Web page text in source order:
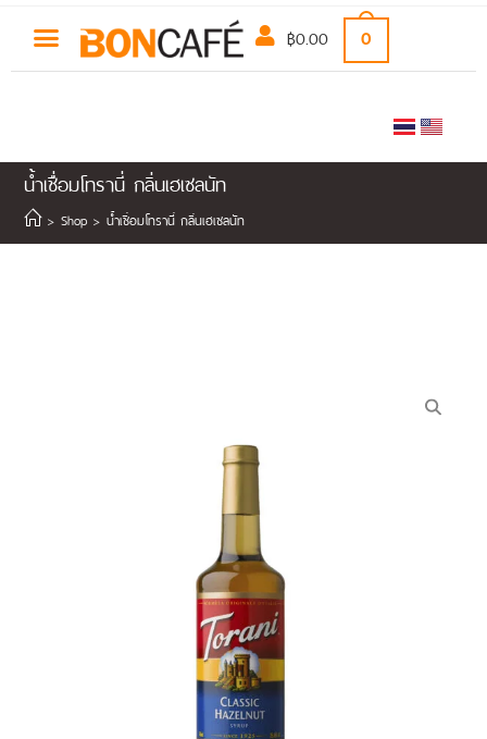
฿0.00 0
นํ้าเชื่อมโทรานี่ กลิ่นเฮเซลนัท
> Shop > นํ้าเชื่อมโทรานี่ กลิ่นเฮเซลนัท